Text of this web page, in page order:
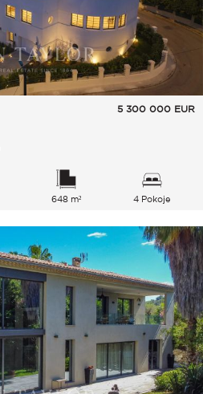
5 300 000 EUR
648 m² 4 Pokoje